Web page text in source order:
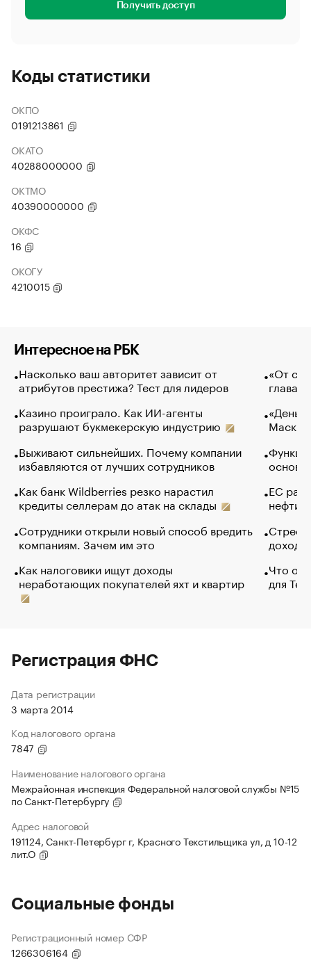
Получить доступ
Коды статистики
ОКПО
0191213861
ОКАТО
40288000000
ОКТМО
40390000000
ОКФС
16
ОКОГУ
4210015
Интересное на РБК
Насколько ваш авторитет зависит от
атрибутов престижа? Тест для лидеров
Казино проиграло. Как ИИ-агенты
разрушают букмекерскую индустрию
Выживают сильнейших. Почему компании
избавляются от лучших сотрудников
Как банк Wildberries резко нарастил
кредиты селлерам до атак на склады
Сотрудники открыли новый способ вредить
компаниям. Зачем им это
Как налоговики ищут доходы
неработающих покупателей яхт и квартир
«От
глава
Маск в
основ
ЕС
нефти
Что
для
Регистрация ФНС
Дата регистрации
3 марта 2014
Код налогового органа
7847
Наименование налогового органа
Межрайонная инспекция Федеральной налоговой службы №15
по Санкт-Петербургу
Адрес налоговой
191124, Санкт-Петербург г, Красного Текстильщика ул, д 10-12
лит.О
Социальные фонды
Регистрационный номер СФР
1266306164